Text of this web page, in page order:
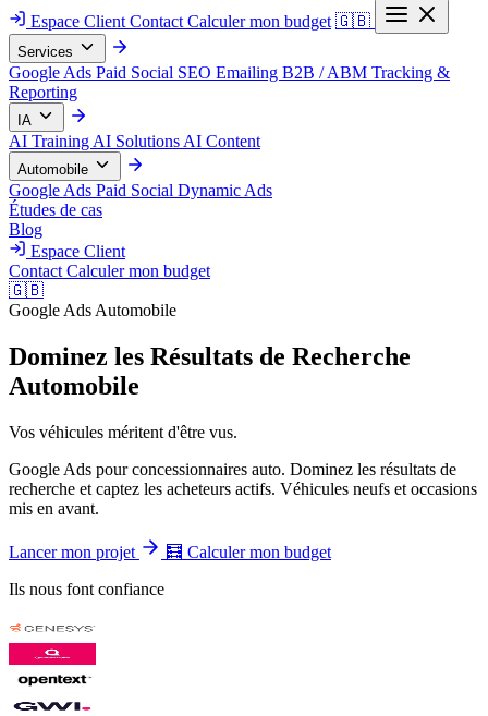
Espace Client Contact Calculer mon budget 🇬🇧
Services
Google Ads Paid Social SEO Emailing B2B / ABM Tracking &
Reporting
IA
AI Training AI Solutions AI Content
Automobile
Google Ads Paid Social Dynamic Ads
Études de cas
Blog
Espace Client
Contact Calculer mon budget
🇬🇧
Google Ads Automobile
Dominez les Résultats de Recherche
Automobile
Vos véhicules méritent d'être vus.
Google Ads pour concessionnaires auto. Dominez les résultats de
recherche et captez les acheteurs actifs. Véhicules neufs et occasions
mis en avant.
Lancer mon projet 🧮 Calculer mon budget
Ils nous font confiance